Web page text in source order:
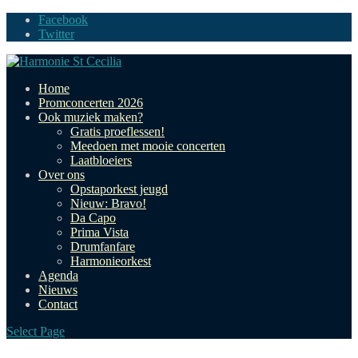
Facebook
Twitter
Home
Promconcerten 2026
Ook muziek maken?
Gratis proeflessen!
Meedoen met mooie concerten
Laatbloeiers
Over ons
Opstaporkest jeugd
Nieuw: Bravo!
Da Capo
Prima Vista
Drumfanfare
Harmonieorkest
Agenda
Nieuws
Contact
Select Page